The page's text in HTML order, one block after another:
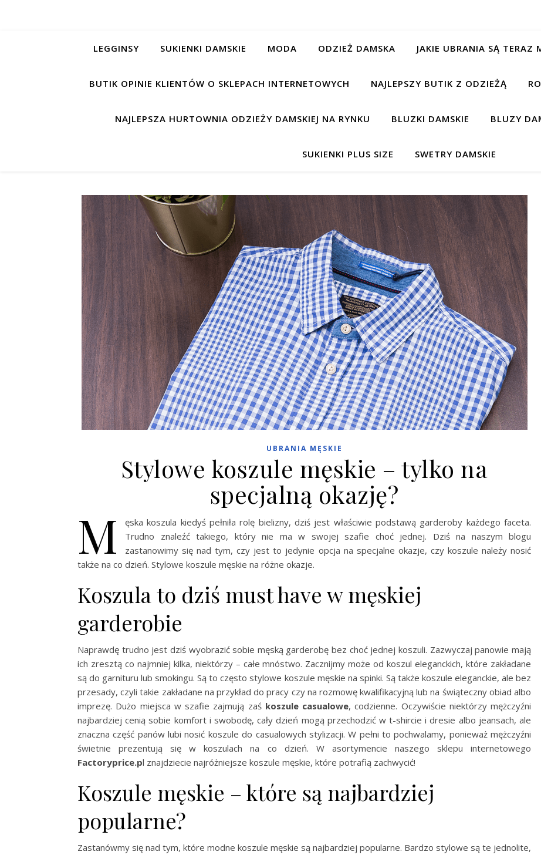
LEGGINSY SUKIENKI DAMSKIE MODA ODZIEŻ DAMSKA JAKIE UBRANIA SĄ TERAZ
BUTIK OPINIE KLIENTÓW O SKLEPACH INTERNETOWYCH NAJLEPSZY BUTIK Z ODZIEŻĄ
NAJLEPSZA HURTOWNIA ODZIEŻY DAMSKIEJ NA RYNKU BLUZKI DAMSKIE BLUZY
SUKIENKI PLUS SIZE SWETRY DAMSKIE
UBRANIA MĘSKIE
Stylowe koszule męskie – tylko na
specjalną okazję?
M
ęska koszula kiedyś pełniła rolę bielizny, dziś jest właściwie podstawą garderoby każdego faceta.
Trudno znaleźć takiego, który nie ma w swojej szafie choć jednej. Dziś na naszym blogu
zastanowimy się nad tym, czy jest to jedynie opcja na specjalne okazje, czy koszule należy nosić
także na co dzień. Stylowe koszule męskie na różne okazje.
Koszula to dziś must have w męskiej
garderobie
Naprawdę trudno jest dziś wyobrazić sobie męską garderobę bez choć jednej koszuli. Zazwyczaj panowie mają
ich zresztą co najmniej kilka, niektórzy – całe mnóstwo. Zacznijmy może od koszul eleganckich, które zakładane
są do garnituru lub smokingu. Są to często stylowe koszule męskie na spinki. Są także koszule eleganckie, ale bez
przesady, czyli takie zakładane na przykład do pracy czy na rozmowę kwalifikacyjną lub na świąteczny obiad albo
imprezę. Dużo miejsca w szafie zajmują zaś koszule casualowe, codzienne. Oczywiście niektórzy mężczyźni
najbardziej cenią sobie komfort i swobodę, cały dzień mogą przechodzić w t-shircie i dresie albo jeansach, ale
znaczna część panów lubi nosić koszule do casualowych stylizacji. W pełni to pochwalamy, ponieważ mężczyźni
świetnie prezentują się w koszulach na co dzień. W asortymencie naszego sklepu internetowego
Factoryprice.pl znajdziecie najróżniejsze koszule męskie, które potrafią zachwycić!
Koszule męskie – które są najbardziej
popularne?
Zastanówmy się nad tym, które modne koszule męskie są najbardziej popularne. Bardzo stylowe są te jednolite,